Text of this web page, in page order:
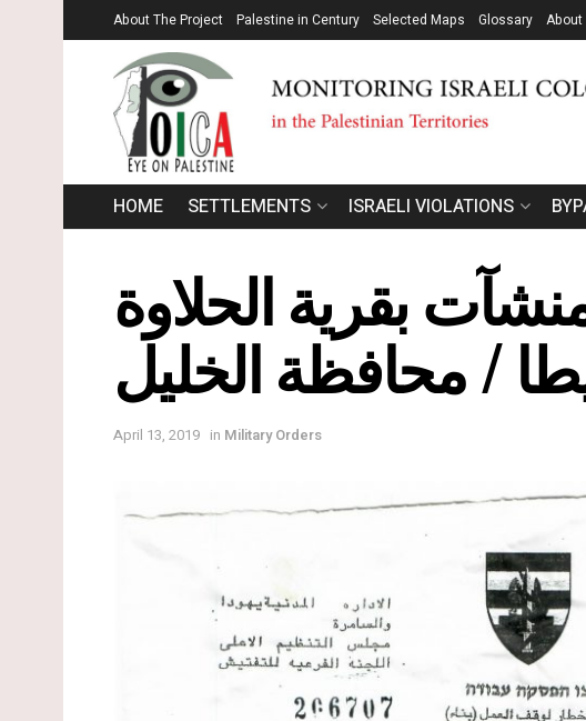
About The Project Palestine in Century Selected Maps Glossary About
HOME SETTLEMENTS ISRAELI VIOLATIONS
بقرية الحلاوة
/ محافظة الخليل
April 13, 2019 in Military Orders